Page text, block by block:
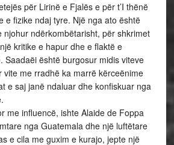
për Lirinë e Fjalës e për t’I thënë
e fizike ndaj tyre. Një nga ato është
njohur ndërkombëtarisht, për shkrimet
kritike e hapur dhe e flaktë e
Saadaëi është burgosur midis viteve
vite me rradhë ka marrë kërceënime
e saj janë ndaluar dhe konfiskuar nga
me influencë, ishte Alaide de Foppa
nga Guatemala dhe një luftëtare
e cila me guxim e kurajo, jepte një